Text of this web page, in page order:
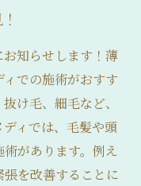
知らせします！薄
での施術がおすす
け毛、細毛など、
ィでは、毛髪や頭
があります。例え
を改善することに